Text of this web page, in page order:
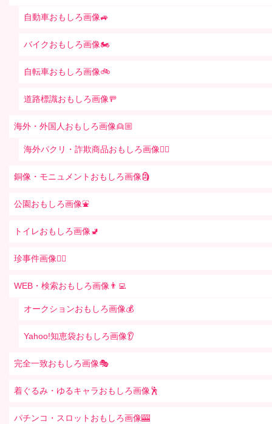
自動車おもしろ画像🚙
バイクおもしろ画像🏍
自転車おもしろ画像🚲
道路標識おもしろ画像🚥
海外・外国人おもしろ画像👱🏼
海外パクリ・詐欺商品おもしろ画像🙅‍♀️
銅像・モニュメントおもしろ画像🗿
公園おもしろ画像⛲️
トイレおもしろ画像🚽
珍事件画像👮‍♂️
WEB・検索おもしろ画像👨‍💻
オークションおもしろ画像💰
Yahoo!知恵袋おもしろ画像👂
完全一致おもしろ画像🎭
着ぐるみ・ゆるキャラおもしろ画像🕺
パチンコ・スロットおもしろ画像🎰